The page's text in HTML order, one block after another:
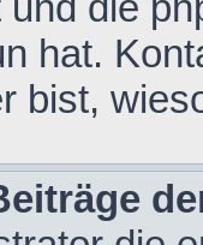
hat.
bist,